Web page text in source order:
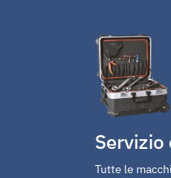
Servizio
Tutte le